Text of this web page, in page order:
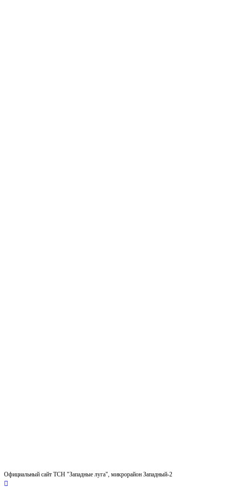
Официальный сайт ТСН "Западные луга", микрорайон Западный-2